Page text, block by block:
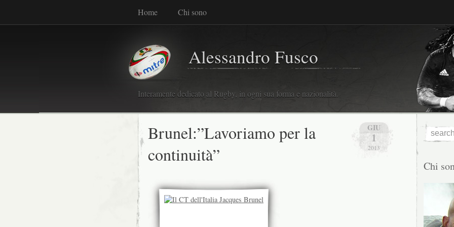
Home Chi sono
Alessandro Fusco
Interamente dedicato al Rugby, in ogni sua forma e nazionalità.
GIU
1
2013
Brunel:”Lavoriamo per la
continuità”
Chi